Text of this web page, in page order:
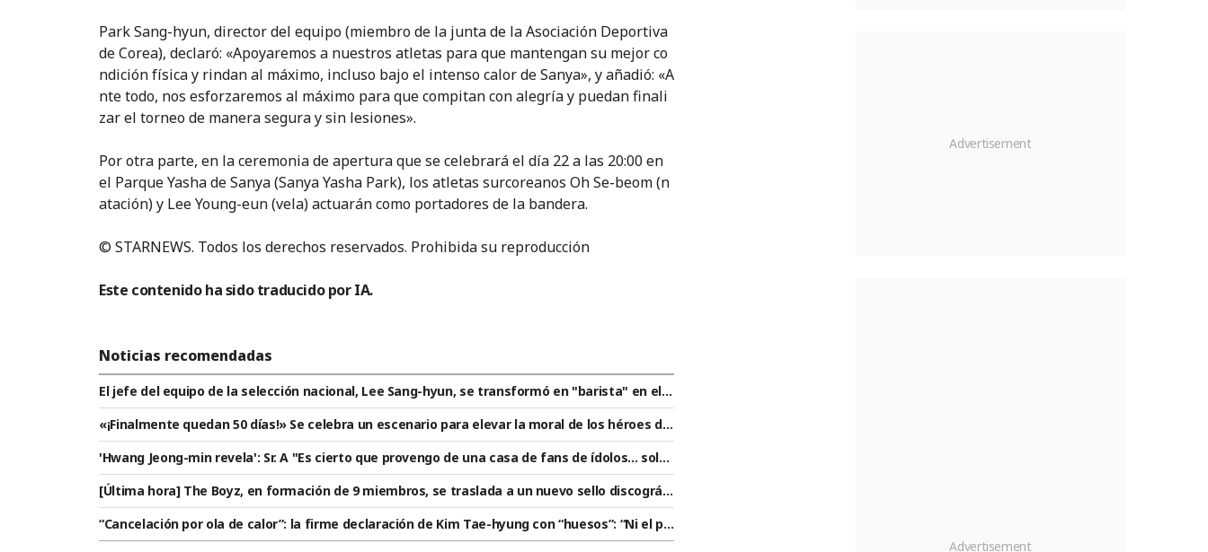
Park Sang-hyun, director del equipo (miembro de la junta de la Asociación Deportiva
de Corea), declaró: «Apoyaremos a nuestros atletas para que mantengan su mejor co
ndición física y rindan al máximo, incluso bajo el intenso calor de Sanya», y añadió: «A
nte todo, nos esforzaremos al máximo para que compitan con alegría y puedan finali
zar el torneo de manera segura y sin lesiones».
Por otra parte, en la ceremonia de apertura que se celebrará el día 22 a las 20:00 en
el Parque Yasha de Sanya (Sanya Yasha Park), los atletas surcoreanos Oh Se-beom (n
atación) y Lee Young-eun (vela) actuarán como portadores de la bandera.
© STARNEWS. Todos los derechos reservados. Prohibida su reproducción
Este contenido ha sido traducido por IA.
Noticias recomendadas
El jefe del equipo de la selección nacional, Lee Sang-hyun, se transformó en "barista" en el C
entro de Entrenamiento de Jincheon y apoyó a los atletas con un camión de café: "Seré un a
poyo sólido".
«¡Finalmente quedan 50 días!» Se celebra un escenario para elevar la moral de los héroes de
la selección nacional: «Esperamos que todos los jugadores de la selección nacional puedan
mostrar su mejor rendimiento».
'Hwang Jeong-min revela': Sr. A "Es cierto que provengo de una casa de fans de ídolos... solo
buscaba humillar sin gran significado" [Entrevista]
[Última hora] The Boyz, en formación de 9 miembros, se traslada a un nuevo sello discográfi
co: "La prioridad es cumplir la promesa con los fans"
“Cancelación por ola de calor”: la firme declaración de Kim Tae-hyung con “huesos”: “Ni el pri
mer equipo ni el segundo equipo tienen demasiados partidos en total”